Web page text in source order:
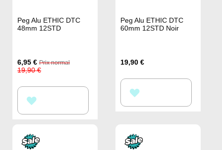
Peg Alu ETHIC DTC
48mm 12STD
Prix
Spécial
6,95 € Prix normal
19,90 €
À
Peg Alu ETHIC DTC
60mm 12STD Noir
19,90 €
À
LISTE